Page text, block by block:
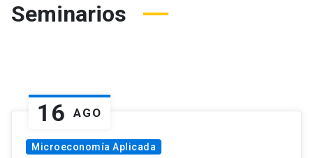
Seminarios
16 AGO
Microeconomía Aplicada